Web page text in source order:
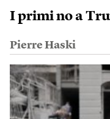
I primi no a
Pierre Haski